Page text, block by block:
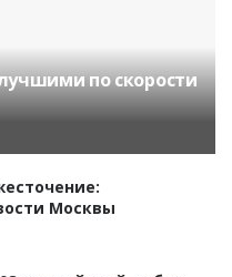
по скорости
Москвы